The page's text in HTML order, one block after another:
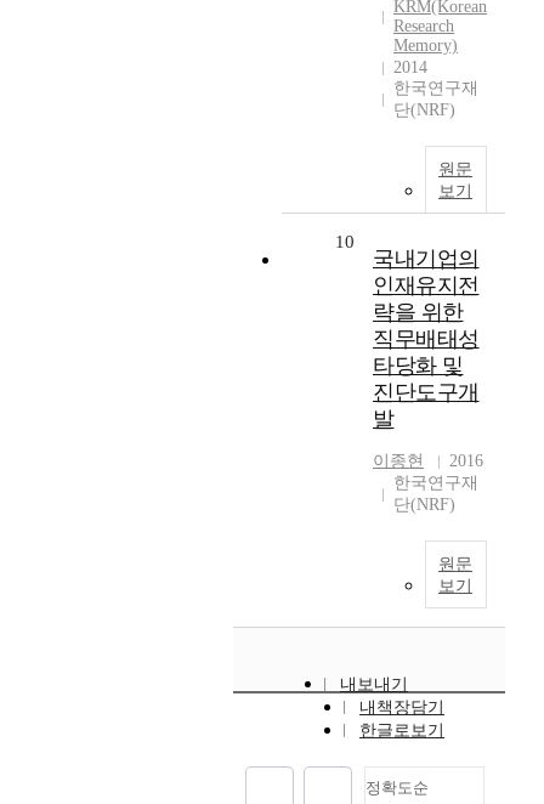
KRM(Korean
Research
Memory)
2014
한국연구재
단(NRF)
원문
보기
10
국내기업의
인재유지전
략을 위한
직무배태성
타당화 및
진단도구개
발
이종현
2016
한국연구재
단(NRF)
원문
보기
내보내기
내책장담기
한글로보기
정확도순